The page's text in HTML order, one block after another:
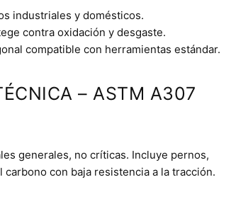
industriales y domésticos.
contra oxidación y desgaste.
compatible con herramientas estándar.
– ASTM A307
generales, no críticas. Incluye pernos,
con baja resistencia a la tracción.